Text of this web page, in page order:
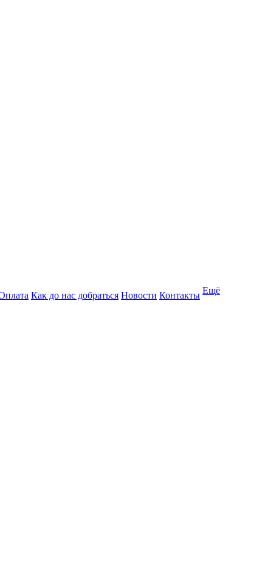
Как до нас добраться Новости Контакты Ещё